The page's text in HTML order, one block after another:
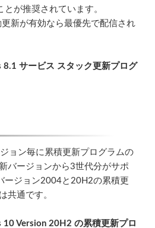
が推奨されています。
新が有効なら最優先で配信され
サービス スタック更新プログ
ョン毎に累積更新プログラムの
バージョンから3世代分がサポ
ージョン2004と20H2の累積更
共通です。
Version 20H2 の累積更新プロ